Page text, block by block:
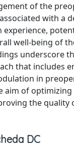
of the
with a
well-being of
underscore
that includes
in
aim of optimizing
the quality
DC